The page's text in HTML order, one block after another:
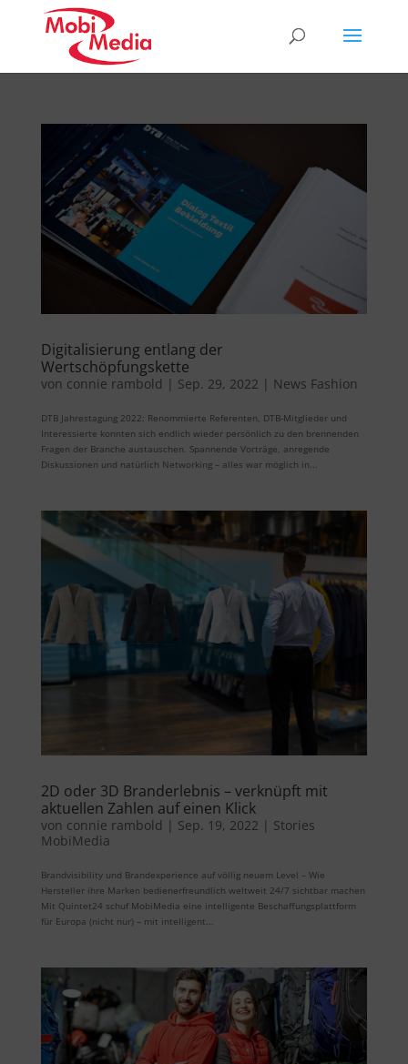
Digitalisierung entlang der
Wertschöpfungskette
von connie rambold | Sep. 29, 2022 | News Fashion
DTB Jahrestagung 2022: Renommierte Referenten, DTB-Mitglieder und
Interessierte konnten sich endlich wieder persönlich zu den brennenden
Fragen der Branche austauschen. Spannende Vorträge, anregende
Diskussionen und natürlich Networking – alles war möglich in...
2D oder 3D Branderlebnis – verknüpft mit
aktuellen Zahlen auf einen Klick
von connie rambold | Sep. 19, 2022 | Stories
MobiMedia
Brandvisibility und Brandexperience auf völlig neuem Level – Wie
Hersteller ihre Marken bedienerfreundlich weltweit 24/7 sichtbar machen
Mit Quintet24 schuf MobiMedia eine intelligente Beschaffungsplattform
für Europa (nicht nur) – mit intelligent...